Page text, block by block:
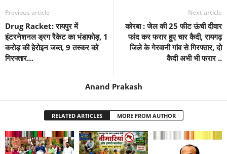
Previous article
Drug Racket: रायपुर में
इंटरनेशनल ड्रग रैकेट का भंडाफोड़, 1
करोड़ की हेरोइन जब्त, 9 तस्कर को
गिरफ्तार…
Next article
कोरबा : जेल की 25 फीट ऊंची दीवार
फांद कर फरार हुए चार कैदी, रायगढ़
जिले के गेरवानी गांव से गिरफ्तार, दो
कैदी अभी भी फरार ..
Anand Prakash
RELATED ARTICLES MORE FROM AUTHOR